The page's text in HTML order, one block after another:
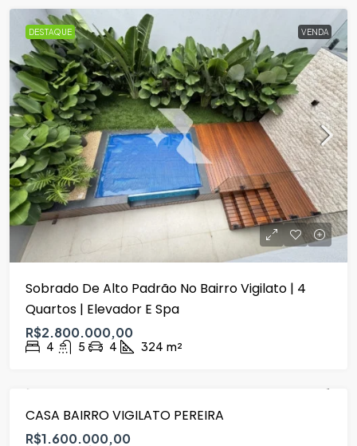
DESTAQUE VENDA
Sobrado De Alto Padrão No Bairro Vigilato | 4
Quartos | Elevador E Spa
R$2.800.000,00
4 5 4 324 m²
CASA BAIRRO VIGILATO PEREIRA
R$1.600.000,00